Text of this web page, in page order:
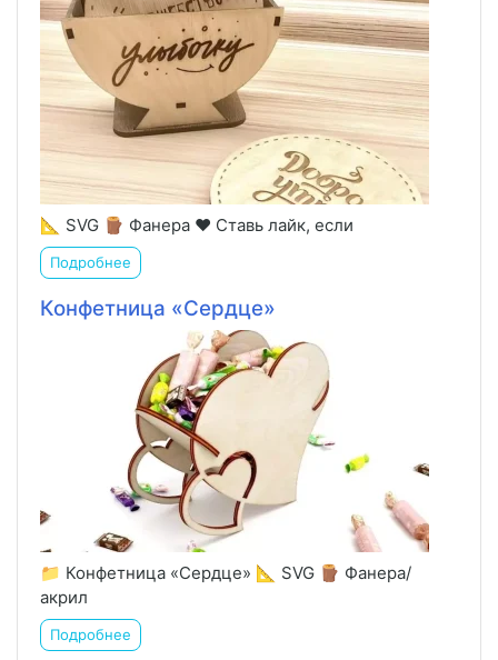
📐 SVG 🪵 Фанера ❤️ Ставь лайк, если
Подробнее
Конфетница «Сердце»
📁 Конфетница «Сердце» 📐 SVG 🪵 Фанера/
акрил
Подробнее